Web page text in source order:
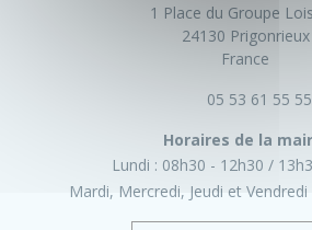
1 Place du Groupe
24130 Prigonrieux
France
05 53 61 55 55
Horaires de la
Lundi : 08h30 - 12h30
Mardi, Mercredi, Jeudi et Vendredi